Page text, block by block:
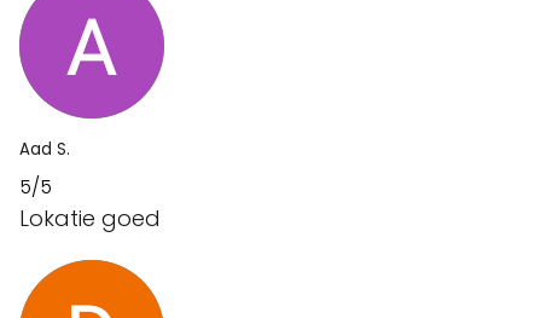
Aad S.
5/5
Lokatie goed